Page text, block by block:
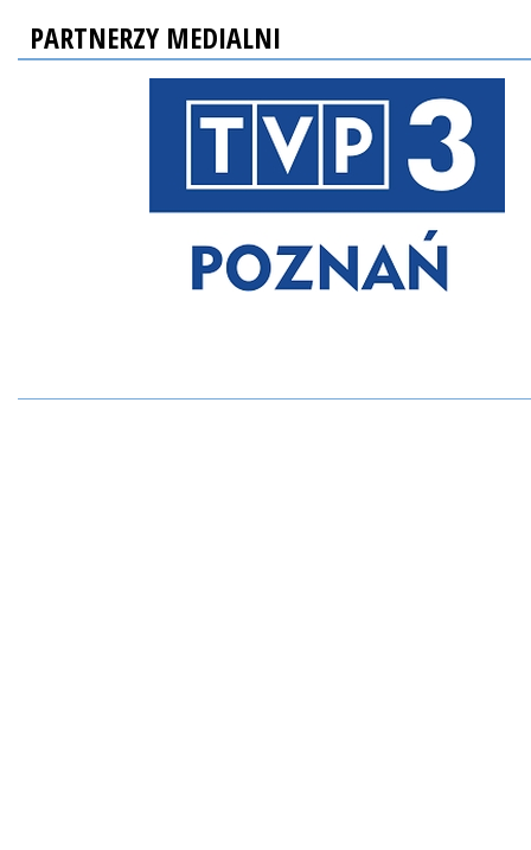
PARTNERZY MEDIALNI